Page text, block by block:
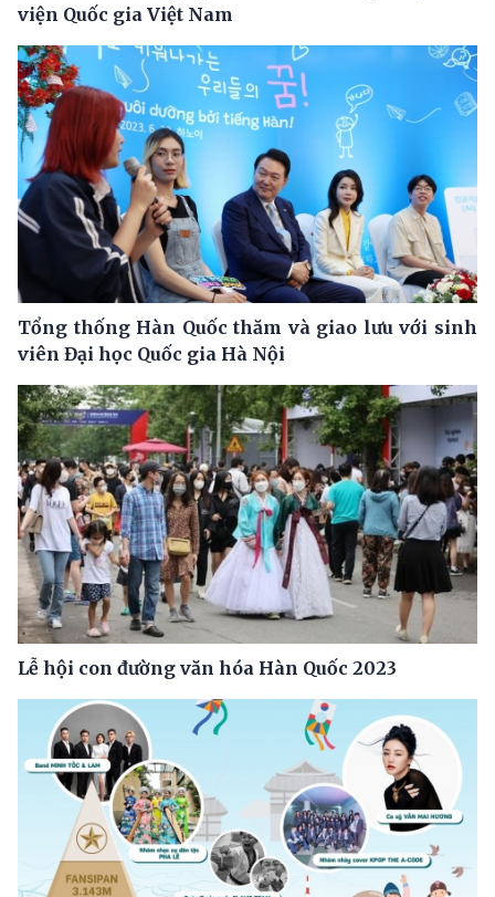
viện Quốc gia Việt Nam
Tổng thống Hàn Quốc thăm và giao lưu với sinh
viên Đại học Quốc gia Hà Nội
Lễ hội con đường văn hóa Hàn Quốc 2023